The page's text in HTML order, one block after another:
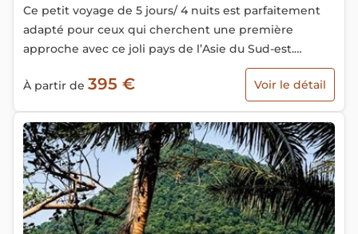
Ce petit voyage de 5 jours/ 4 nuits est parfaitement
adapté pour ceux qui cherchent une première
approche avec ce joli pays de l’Asie du Sud-est.
Découvrez la culture du Mékong, le fleuve qui
traverse les pays indochinois et sa population qui
À partir de 395 € Voir le détail